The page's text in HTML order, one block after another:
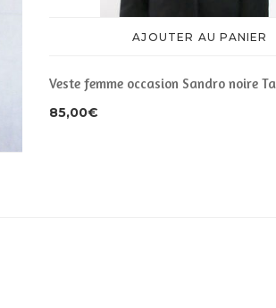
AJOUTER AU PANIER
Veste femme occasion Sandro noire
85,00€